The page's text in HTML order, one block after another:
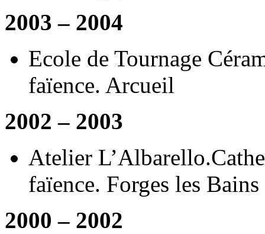
2003 – 2004
Ecole de Tournage
faïence. Arcueil
2002 – 2003
Atelier
faïence. Forges les Bains
2000 – 2002